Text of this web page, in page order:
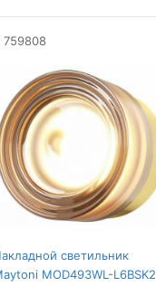
759808
светильник
MOD493WL-L6BSK2